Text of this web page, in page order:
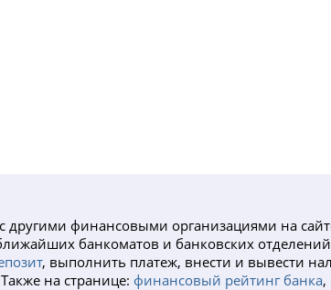
другими финансовыми организациями на
банкоматов и банковских
, выполнить платеж, внести и вывести
на странице:финансовый рейтинг банка,